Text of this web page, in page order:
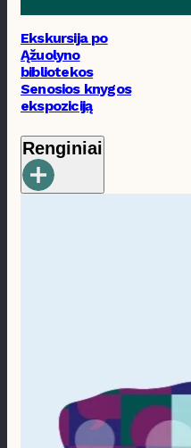
Ekskursija po
Ąžuolyno
bibliotekos
Senosios knygos
ekspoziciją
Renginiai